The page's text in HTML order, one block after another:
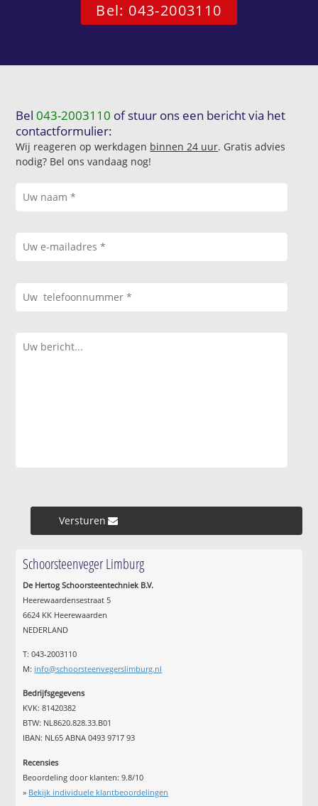
Bel: 043-2003110
Bel043-2003110 of stuur ons een bericht via het
contactformulier:
Wij reageren op werkdagen binnen 24 uur. Gratis advies
nodig? Bel ons vandaag nog!
Versturen »
Schoorsteenveger Limburg
De Hertog Schoorsteentechniek B.V.
Heerewaardensestraat 5
6624 KK Heerewaarden
NEDERLAND
T: 043-2003110
M: info@schoorsteenvegerslimburg.nl
Bedrijfsgegevens
KVK: 81420382
BTW: NL8620.828.33.B01
IBAN: NL65 ABNA 0493 9717 93
Recensies
Beoordeling door klanten:9.8/10
» Bekijk individuele klantbeoordelingen